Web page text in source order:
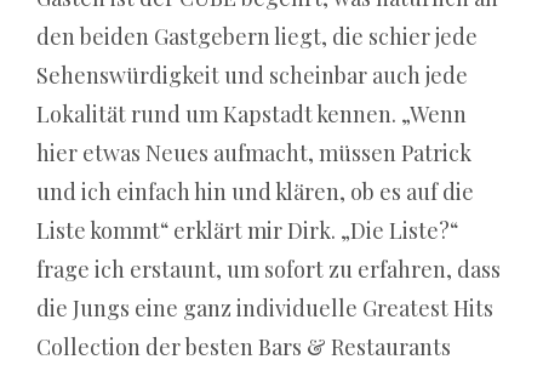
darunter
den
Powernudge,
der
ausgelöst
wird,
nachdem
eine
Gewinnkombination
ausgezahlt
wurde.
den beiden Gastgebern liegt, die schier jede
Sehenswürdigkeit und scheinbar auch jede
Lokalität rund um Kapstadt kennen. „Wenn
hier etwas Neues aufmacht, müssen Patrick
und ich einfach hin und klären, ob es auf die
Liste kommt“ erklärt mir Dirk. „Die Liste?“
frage ich erstaunt, um sofort zu erfahren, dass
die Jungs eine ganz individuelle Greatest Hits
Collection der besten Bars & Restaurants